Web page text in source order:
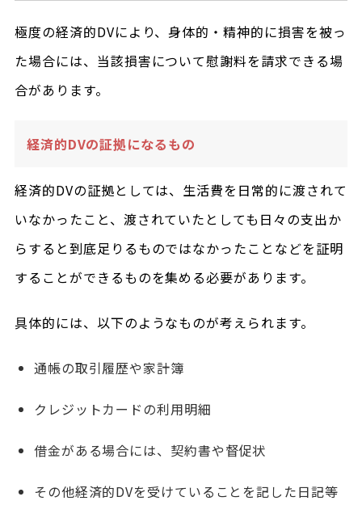
極度の経済的DVにより、身体的・精神的に損害を被っ
た場合には、当該損害について慰謝料を請求できる場
合があります。
経済的DVの証拠になるもの
経済的DVの証拠としては、生活費を日常的に渡されて
いなかったこと、渡されていたとしても日々の支出か
らすると到底足りるものではなかったことなどを証明
することができるものを集める必要があります。
具体的には、以下のようなものが考えられます。
通帳の取引履歴や家計簿
クレジットカードの利用明細
借金がある場合には、契約書や督促状
その他経済的DVを受けていることを記した日記等